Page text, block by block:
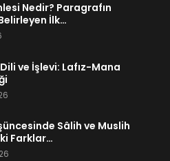
Nedir? Paragrafın
İlk…
Dili ve İşlevi: Lafız-Mana
Sâlih ve Muslih
Farklar…